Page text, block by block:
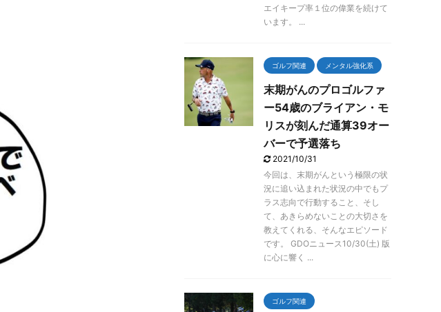
エイキープ率１位の偉業を続けて
います。 ...
ゴルフ関連 メンタル強化系
末期がんのプロゴルファ
ー54歳のブライアン・モ
リスが刻んだ通算39オー
バーで予選落ち
2021/10/31
今回は、末期がんという極限の状
況に追い込まれた状況の中でもプ
ラス志向で行動すること、そし
て、あきらめないことの大切さを
教えてくれる、そんなエピソード
です。 GDOニュース10/30(土) 版
に心に響く ...
ゴルフ関連